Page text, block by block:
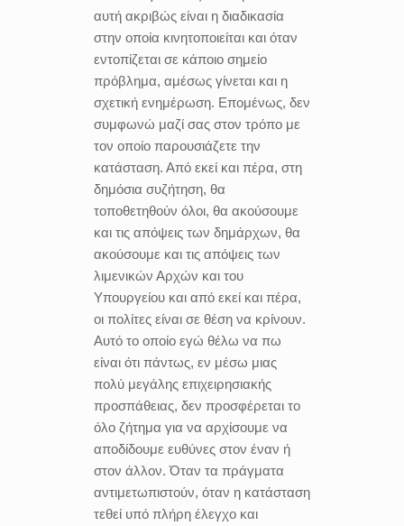
αυτή ακριβώς είναι η διαδικασία
στην οποία κινητοποιείται και όταν
εντοπίζεται σε κάποιο σημείο
πρόβλημα, αμέσως γίνεται και η
σχετική ενημέρωση. Επομένως, δεν
συμφωνώ μαζί σας στον τρόπο με
τον οποίο παρουσιάζετε την
κατάσταση. Από εκεί και πέρα, στη
δημόσια συζήτηση, θα
τοποθετηθούν όλοι, θα ακούσουμε
και τις απόψεις των δημάρχων, θα
ακούσουμε και τις απόψεις των
λιμενικών Αρχών και του
Υπουργείου και από εκεί και πέρα,
οι πολίτες είναι σε θέση να κρίνουν.
Αυτό το οποίο εγώ θέλω να πω
είναι ότι πάντως, εν μέσω μιας
πολύ μεγάλης επιχειρησιακής
προσπάθειας, δεν προσφέρεται το
όλο ζήτημα για να αρχίσουμε να
αποδίδουμε ευθύνες στον έναν ή
στον άλλον. Όταν τα πράγματα
αντιμετωπιστούν, όταν η κατάσταση
τεθεί υπό πλήρη έλεγχο και